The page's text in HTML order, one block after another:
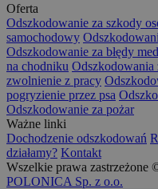
Oferta
Odszkodowanie za szkody
samochodowy
Odszkodowanie za błędy
na chodniku Odszkodowania
zwolnienie z pracy
pogryzienie przez psa
Odszkodowanie za pożar
Ważne linki
Dochodzenie odszkodowań
działamy? Kontakt
Wszelkie prawa zastrzeżone
POLONICA Sp. z o.o.